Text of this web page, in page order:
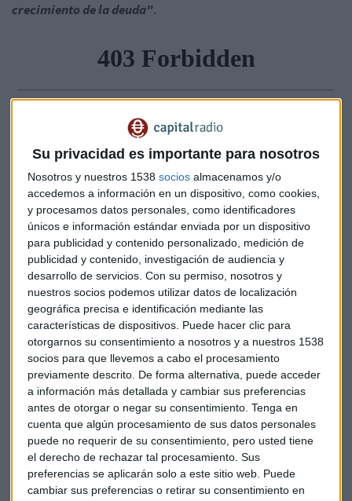
Su privacidad es importante para nosotros
Nosotros y nuestros 1538 socios almacenamos y/o
accedemos a información en un dispositivo, como cookies,
y procesamos datos personales, como identificadores
únicos e información estándar enviada por un dispositivo
para publicidad y contenido personalizado, medición de
publicidad y contenido, investigación de audiencia y
desarrollo de servicios. Con su permiso, nosotros y
nuestros socios podemos utilizar datos de localización
geográfica precisa e identificación mediante las
características de dispositivos. Puede hacer clic para
otorgarnos su consentimiento a nosotros y a nuestros 1538
socios para que llevemos a cabo el procesamiento
previamente descrito. De forma alternativa, puede acceder
a información más detallada y cambiar sus preferencias
antes de otorgar o negar su consentimiento. Tenga en
cuenta que algún procesamiento de sus datos personales
puede no requerir de su consentimiento, pero usted tiene
el derecho de rechazar tal procesamiento. Sus
preferencias se aplicarán solo a este sitio web. Puede
cambiar sus preferencias o retirar su consentimiento en
crecimiento de la deuda".
Se calcula que las autonomías se han ahorrado unos 25.000
millones de euros gracias a la disposición del Fondo de
Liquidez Autonómico y Torres insiste en la necesidad de
repensar el modelo autonómico, plagado de incoherencias:
"Hay un problema de eficiencia en el sistema de
recaudación general que viene de todo tipo de
desgravaciones y exenciones fiscalesque lo que hace es
que personas que de verdad respetan la ley fiscal se quejen
de que pagan muchos impuestos y en parte tienen razón"